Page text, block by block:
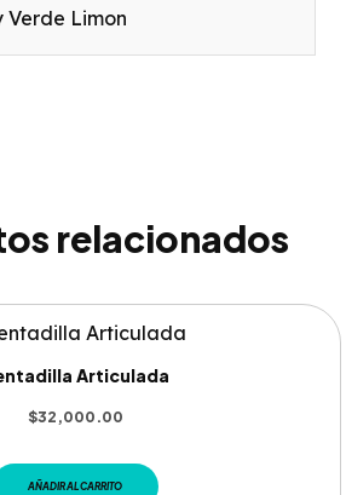
Limon
relacionados
Articulada
$32,000.00
AÑADIR AL CARRITO